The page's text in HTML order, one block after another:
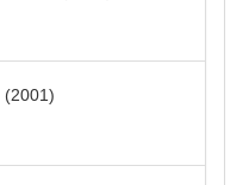
2001